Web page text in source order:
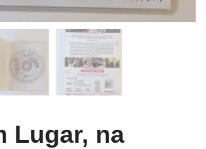
Lugar, na